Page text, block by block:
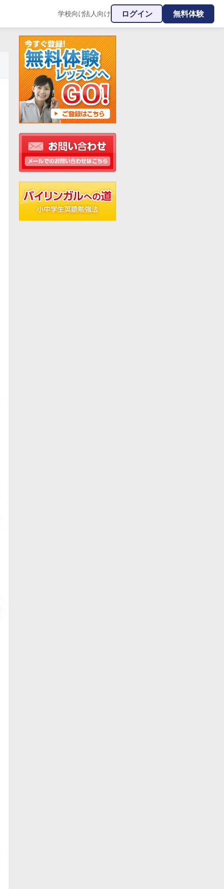
学校向け|法人向け ログイン 無料体験